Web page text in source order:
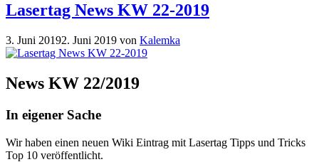
Lasertag News KW 22-2019
3. Juni 20192. Juni 2019 von Kalemka
News KW 22/2019
In eigener Sache
Wir haben einen neuen Wiki Eintrag mit Lasertag Tipps und Tricks
Top 10 veröffentlicht.